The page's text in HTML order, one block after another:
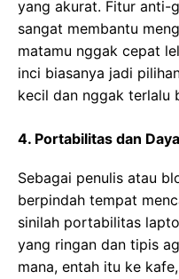
yang akurat. Fitur anti-
sangat membantu
matamu nggak cepat
inci biasanya jadi
kecil dan nggak terlalu
4. Portabilitas dan
Sebagai penulis atau
berpindah tempat
sinilah portabilitas
yang ringan dan tipis
mana, entah itu ke